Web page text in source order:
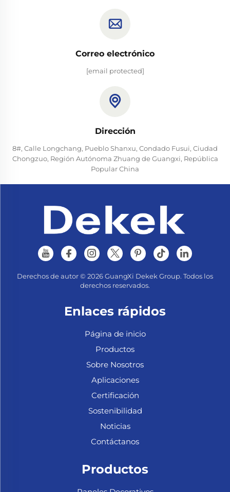
Correo electrónico
[email protected]
Dirección
8#, Calle Longchang, Pueblo Shanxu, Condado Fusui, Ciudad
Chongzuo, Región Autónoma Zhuang de Guangxi, República
Popular China
Derechos de autor © 2026 GuangXi Dekek Group. Todos los
derechos reservados.
Enlaces rápidos
Página de inicio
Productos
Sobre Nosotros
Aplicaciones
Certificación
Sostenibilidad
Noticias
Contáctanos
Productos